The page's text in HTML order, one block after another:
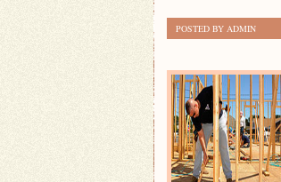
POSTED BY ADMIN